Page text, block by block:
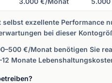
selbst exzellente Performance
bei dieser
€/Monat benötigen Sie
Monate